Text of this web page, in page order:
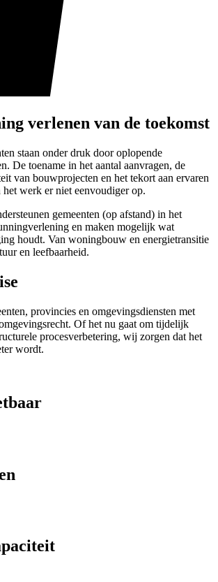
verlenen van de toekomst
staan onder druk door oplopende
De toename in het aantal aanvragen, de
van bouwprojecten en het tekort aan ervaren
het werk er niet eenvoudiger op.
gemeenten (op afstand) in het
en maken mogelijk wat
houdt. Van woningbouw en energietransitie
en leefbaarheid.
provincies en omgevingsdiensten met
Of het nu gaat om tijdelijk
procesverbetering, wij zorgen dat het
wordt.